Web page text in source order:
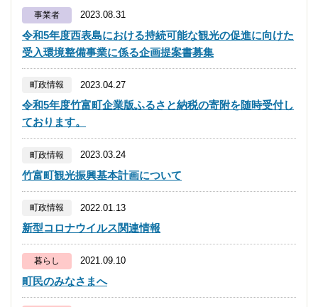
事業者 2023.08.31
令和5年度西表島における持続可能な観光の促進に向けた
受入環境整備事業に係る企画提案書募集
町政情報 2023.04.27
令和5年度竹富町企業版ふるさと納税の寄附を随時受付し
ております。
町政情報 2023.03.24
竹富町観光振興基本計画について
町政情報 2022.01.13
新型コロナウイルス関連情報
暮らし 2021.09.10
町民のみなさまへ